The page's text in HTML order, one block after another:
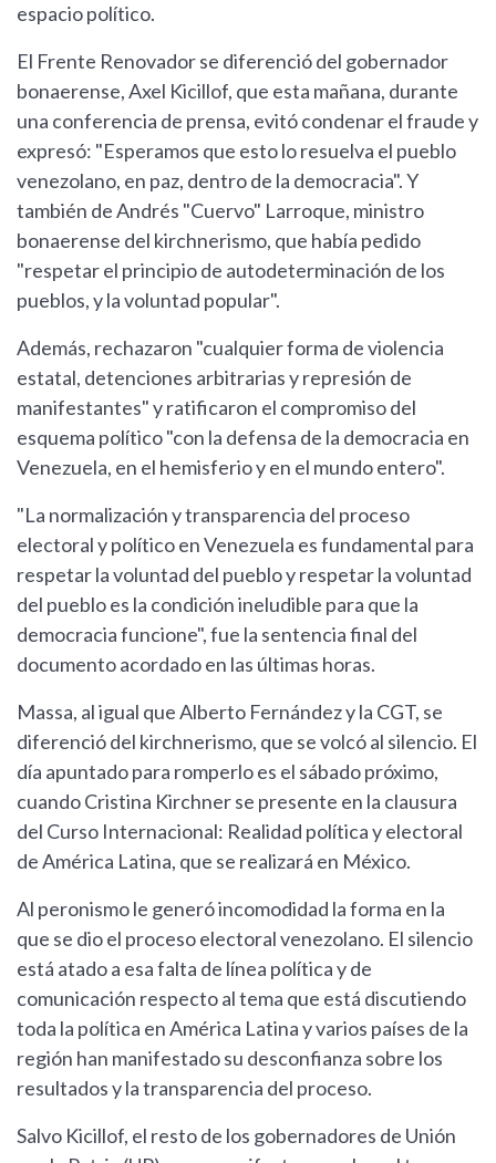
espacio político.
El Frente Renovador se diferenció del gobernador
bonaerense, Axel Kicillof, que esta mañana, durante
una conferencia de prensa, evitó condenar el fraude y
expresó: "Esperamos que esto lo resuelva el pueblo
venezolano, en paz, dentro de la democracia". Y
también de Andrés "Cuervo" Larroque, ministro
bonaerense del kirchnerismo, que había pedido
"respetar el principio de autodeterminación de los
pueblos, y la voluntad popular".
Además, rechazaron "cualquier forma de violencia
estatal, detenciones arbitrarias y represión de
manifestantes" y ratificaron el compromiso del
esquema político "con la defensa de la democracia en
Venezuela, en el hemisferio y en el mundo entero".
"La normalización y transparencia del proceso
electoral y político en Venezuela es fundamental para
respetar la voluntad del pueblo y respetar la voluntad
del pueblo es la condición ineludible para que la
democracia funcione", fue la sentencia final del
documento acordado en las últimas horas.
Massa, al igual que Alberto Fernández y la CGT, se
diferenció del kirchnerismo, que se volcó al silencio. El
día apuntado para romperlo es el sábado próximo,
cuando Cristina Kirchner se presente en la clausura
del Curso Internacional: Realidad política y electoral
de América Latina, que se realizará en México.
Al peronismo le generó incomodidad la forma en la
que se dio el proceso electoral venezolano. El silencio
está atado a esa falta de línea política y de
comunicación respecto al tema que está discutiendo
toda la política en América Latina y varios países de la
región han manifestado su desconfianza sobre los
resultados y la transparencia del proceso.
Salvo Kicillof, el resto de los gobernadores de Unión